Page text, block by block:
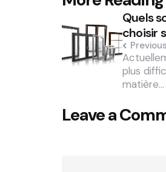
navigation
Quels
choisir
plus
matière…
Leave a